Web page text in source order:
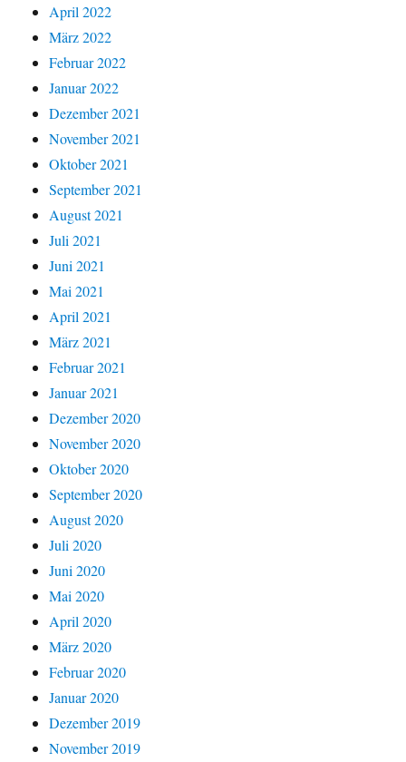
April 2022
März 2022
Februar 2022
Januar 2022
Dezember 2021
November 2021
Oktober 2021
September 2021
August 2021
Juli 2021
Juni 2021
Mai 2021
April 2021
März 2021
Februar 2021
Januar 2021
Dezember 2020
November 2020
Oktober 2020
September 2020
August 2020
Juli 2020
Juni 2020
Mai 2020
April 2020
März 2020
Februar 2020
Januar 2020
Dezember 2019
November 2019